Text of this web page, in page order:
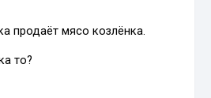
продаёт мясо козлёнка.
то?